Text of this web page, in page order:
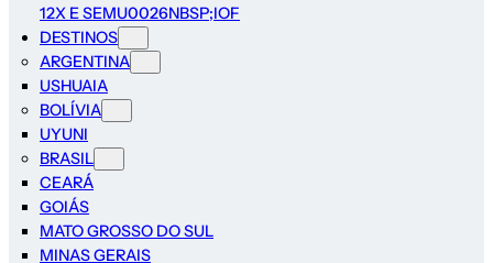
12X E SEMU0026NBSP;IOF
DESTINOS
ARGENTINA
USHUAIA
BOLÍVIA
UYUNI
BRASIL
CEARÁ
GOIÁS
MATO GROSSO DO SUL
MINAS GERAIS